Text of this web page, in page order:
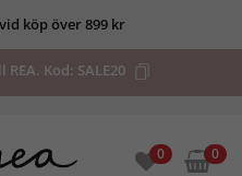
köp över 899 kr
Kod: SALE20
0 0